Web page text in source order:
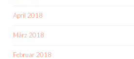
April 2018
März 2018
Februar 2018